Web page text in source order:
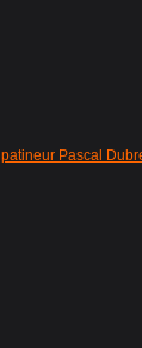
patineur Pascal